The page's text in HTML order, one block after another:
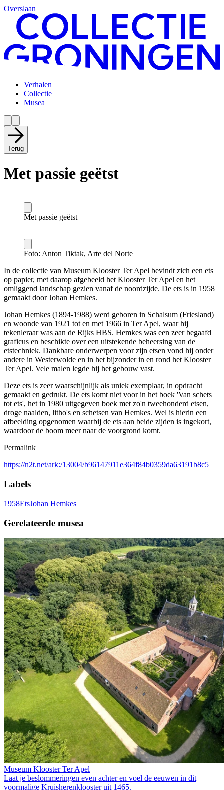
Overslaan
Verhalen
Collectie
Musea
Terug
Met passie geëtst
Met passie geëtst
Foto: Anton Tiktak, Arte del Norte
In de collectie van Museum Klooster Ter Apel bevindt zich een ets
op papier, met daarop afgebeeld het Klooster Ter Apel en het
omliggend landschap gezien vanaf de noordzijde. De ets is in 1958
gemaakt door Johan Hemkes.
Johan Hemkes (1894-1988) werd geboren in Schalsum (Friesland)
en woonde van 1921 tot en met 1966 in Ter Apel, waar hij
tekenleraar was aan de Rijks HBS. Hemkes was een zeer begaafd
graficus en beschikte over een uitstekende beheersing van de
etstechniek. Dankbare onderwerpen voor zijn etsen vond hij onder
andere in Westerwolde en in het bijzonder in en rond het Klooster
Ter Apel. Vele malen legde hij het gebouw vast.
Deze ets is zeer waarschijnlijk als uniek exemplaar, in opdracht
gemaakt en gedrukt. De ets komt niet voor in het boek 'Van schets
tot ets', het in 1980 uitgegeven boek met zo'n tweehonderd etsen,
droge naalden, litho's en schetsen van Hemkes. Wel is hierin een
afbeelding opgenomen waarbij de ets aan beide zijden is ingekort,
waardoor de boom meer naar de voorgrond komt.
Permalink
https://n2t.net/ark:/13004/b96147911e364f84b0359da63191b8c5
Labels
1958EtsJohan Hemkes
Gerelateerde musea
Museum Klooster Ter Apel
Laat je beslommeringen even achter en voel de eeuwen in dit
voormalige Kruis­heren­klooster uit 1465.